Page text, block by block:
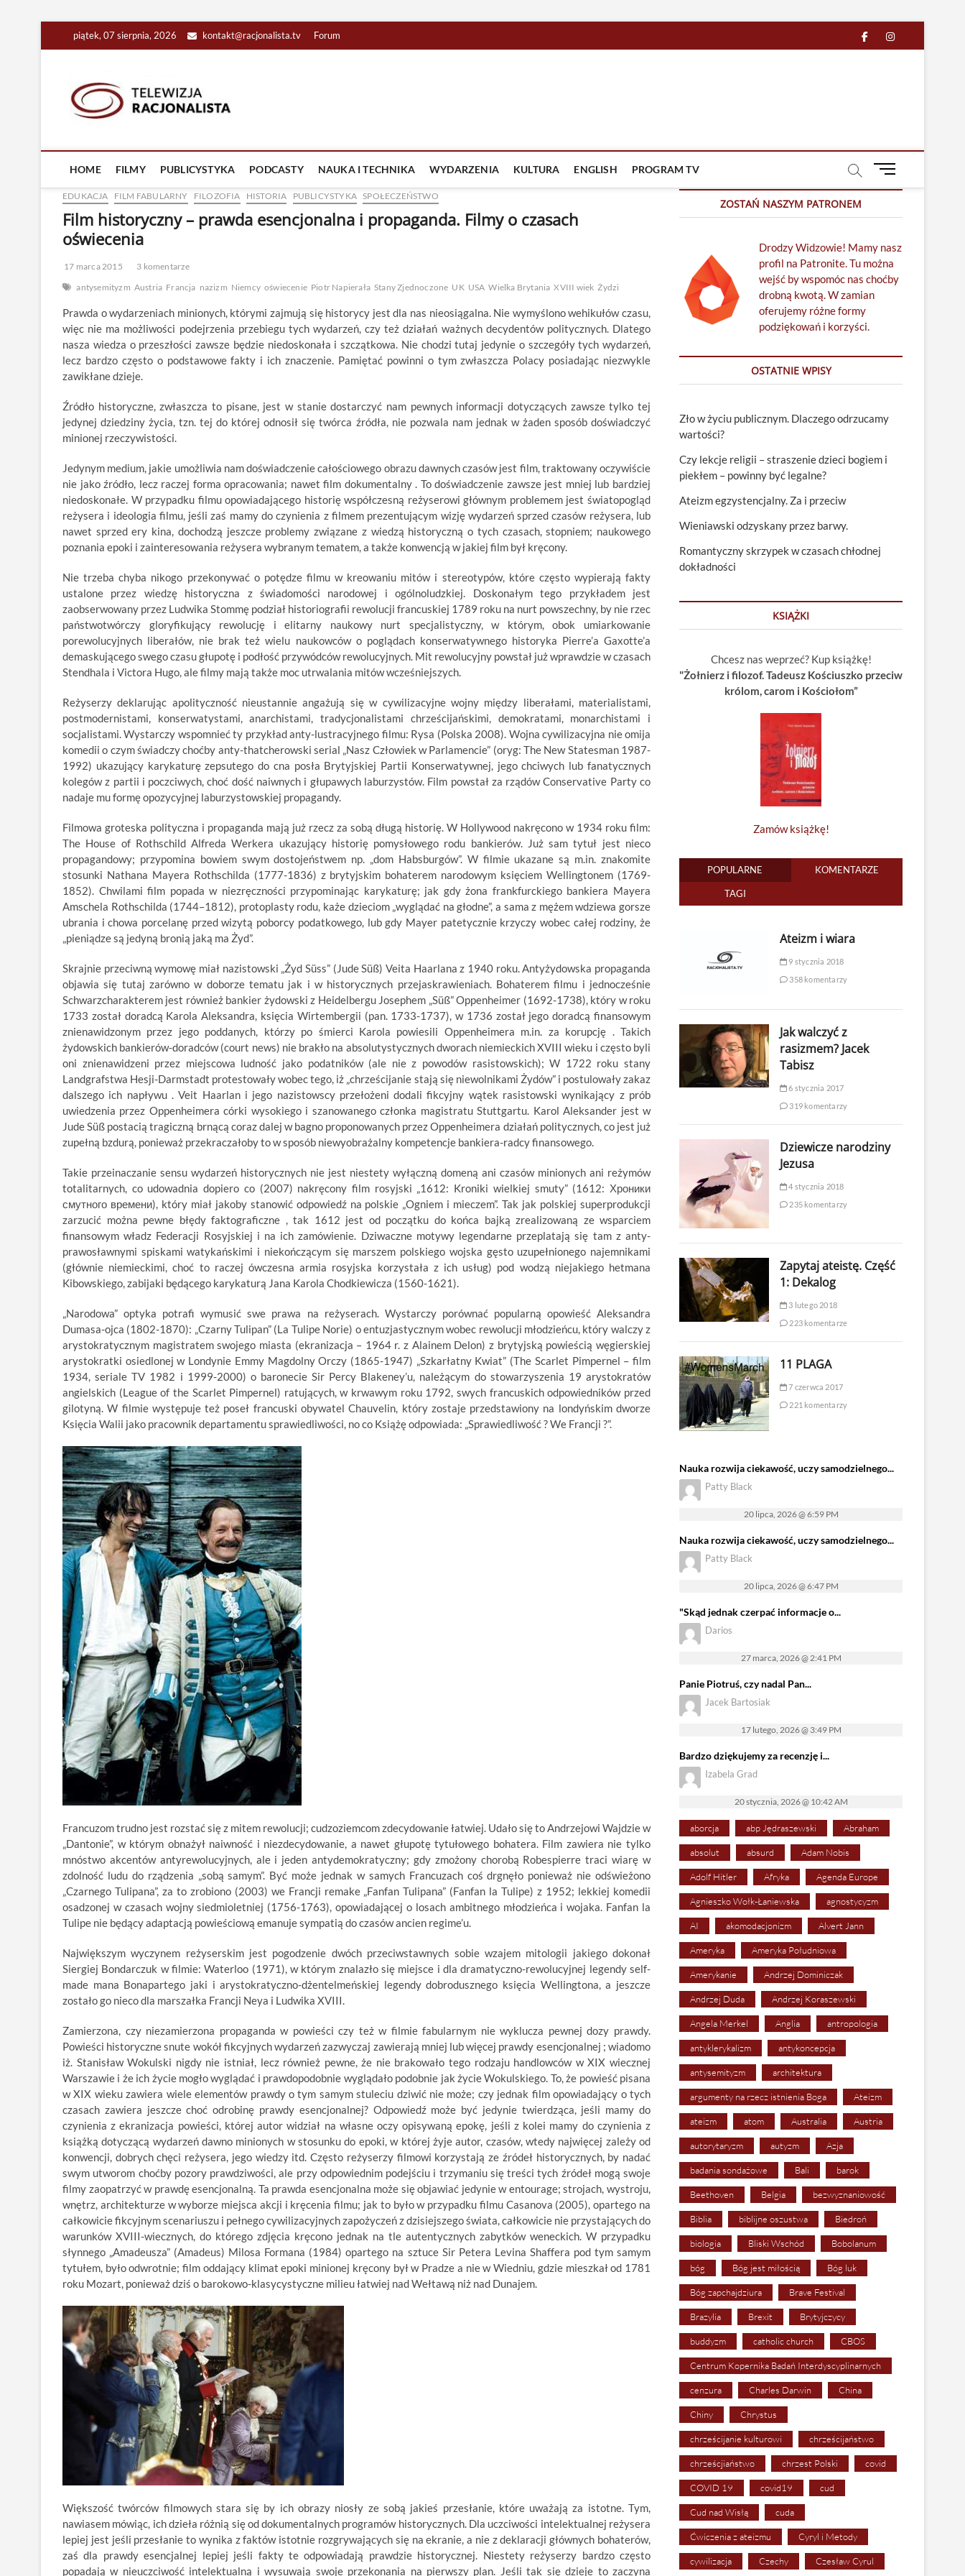
piątek, 07 sierpnia, 2026 kontakt@racjonalista.tv Forum facebook
in
HOME FILMY PUBLICYSTYKA PODCASTY NAUKA I TECHNIKA WYDARZENIA KULTURA ENGLISH PROGRAM TV
M
u
u
t
t
EDUKACJA FILM FABULARNY FILOZOFIA HISTORIA PUBLICYSTYKA SPOŁECZEŃSTWO
Film historyczny – prawda esencjonalna i propaganda. Filmy o czasach
oświecenia
17 marca 2015
3 komentarze
antysemityzm Austria Francja nazizm Niemcy oświecenie Piotr Napierała Stany Zjednoczone UK USA Wielka Brytania XVIII wiek Żydzi
Prawda o wydarzeniach minionych, którymi zajmują się historycy jest dla nas nieosiągalna. Nie wymyślono wehikułów czasu,
więc nie ma możliwości podejrzenia przebiegu tych wydarzeń, czy też działań ważnych decydentów politycznych. Dlatego
nasza wiedza o przeszłości zawsze będzie niedoskonała i szczątkowa. Nie chodzi tutaj jedynie o szczegóły tych wydarzeń,
lecz bardzo często o podstawowe fakty i ich znaczenie. Pamiętać powinni o tym zwłaszcza Polacy posiadając niezwykle
zawikłane dzieje.
Źródło historyczne, zwłaszcza to pisane, jest w stanie dostarczyć nam pewnych informacji dotyczących zawsze tylko tej
jedynej dziedziny życia, tzn. tej do której odnosił się twórca źródła, nie pozwala nam jednak w żaden sposób doświadczyć
minionej rzeczywistości.
Jedynym medium, jakie umożliwia nam doświadczenie całościowego obrazu dawnych czasów jest film, traktowany oczywiście
nie jako źródło, lecz raczej forma opracowania; nawet film dokumentalny . To doświadczenie zawsze jest mniej lub bardziej
niedoskonałe. W przypadku filmu opowiadającego historię współczesną reżyserowi głównym problemem jest światopogląd
reżysera i ideologia filmu, jeśli zaś mamy do czynienia z filmem prezentującym wizję wydarzeń sprzed czasów reżysera, lub
nawet sprzed ery kina, dochodzą jeszcze problemy związane z wiedzą historyczną o tych czasach, stopniem; naukowego
poznania epoki i zainteresowania reżysera wybranym tematem, a także konwencją w jakiej film był kręcony.
Nie trzeba chyba nikogo przekonywać o potędze filmu w kreowaniu mitów i stereotypów, które często wypierają fakty
ustalone przez wiedzę historyczna z świadomości narodowej i ogólnoludzkiej. Doskonałym tego przykładem jest
zaobserwowany przez Ludwika Stommę podział historiografii rewolucji francuskiej 1789 roku na nurt powszechny, by nie rzec
państwotwórczy gloryfikujący rewolucję i elitarny naukowy nurt specjalistyczny, w którym, obok umiarkowanie
porewolucyjnych liberałów, nie brak też wielu naukowców o poglądach konserwatywnego historyka Pierre’a Gaxotte’a
demaskującego swego czasu głupotę i podłość przywódców rewolucyjnych. Mit rewolucyjny powstał już wprawdzie w czasach
Stendhala i Victora Hugo, ale filmy mają także moc utrwalania mitów wcześniejszych.
Reżyserzy deklarując apolityczność nieustannie angażują się w cywilizacyjne wojny między liberałami, materialistami,
postmodernistami, konserwatystami, anarchistami, tradycjonalistami chrześcijańskimi, demokratami, monarchistami i
socjalistami. Wystarczy wspomnieć ty przykład anty-lustracyjnego filmu: Rysa (Polska 2008). Wojna cywilizacyjna nie omija
komedii o czym świadczy choćby anty-thatcherowski serial „Nasz Człowiek w Parlamencie” (oryg: The New Statesman 1987-
1992) ukazujący karykaturę zepsutego do cna posła Brytyjskiej Partii Konserwatywnej, jego chciwych lub fanatycznych
kolegów z partii i poczciwych, choć dość naiwnych i głupawych laburzystów. Film powstał za rządów Conservative Party co
nadaje mu formę opozycyjnej laburzystowskiej propagandy.
Filmowa groteska polityczna i propaganda mają już rzecz za sobą długą historię. W Hollywood nakręcono w 1934 roku film:
The House of Rothschild Alfreda Werkera ukazujący historię pomysłowego rodu bankierów. Już sam tytuł jest nieco
propagandowy; przypomina bowiem swym dostojeństwem np. „dom Habsburgów”. W filmie ukazane są m.in. znakomite
stosunki Nathana Mayera Rothschilda (1777-1836) z brytyjskim bohaterem narodowym księciem Wellingtonem (1769-
1852). Chwilami film popada w niezręczności przypominając karykaturę; jak gdy żona frankfurckiego bankiera Mayera
Amschela Rothschilda (1744–1812), protoplasty rodu, każe dzieciom „wyglądać na głodne”, a sama z mężem wdziewa gorsze
ubrania i chowa porcelanę przed wizytą poborcy podatkowego, lub gdy Mayer patetycznie krzyczy wobec całej rodziny, że
„pieniądze są jedyną bronią jaką ma Żyd”.
Skrajnie przeciwną wymowę miał nazistowski „Żyd Süss” (Jude Süß) Veita Haarlana z 1940 roku. Antyżydowska propaganda
objawia się tutaj zarówno w doborze tematu jak i w historycznych przejaskrawieniach. Bohaterem filmu i jednocześnie
Schwarzcharakterem jest również bankier żydowski z Heidelbergu Josephem „Süß” Oppenheimer (1692-1738), który w roku
1733 został doradcą Karola Aleksandra, księcia Wirtembergii (pan. 1733-1737), w 1736 został jego doradcą finansowym
znienawidzonym przez jego poddanych, którzy po śmierci Karola powiesili Oppenheimera m.in. za korupcję . Takich
żydowskich bankierów-doradców (court news) nie brakło na absolutystycznych dworach niemieckich XVIII wieku i często byli
oni znienawidzeni przez miejscowa ludność jako podatników (ale nie z powodów rasistowskich); W 1722 roku stany
Landgrafstwa Hesji-Darmstadt protestowały wobec tego, iż „chrześcijanie stają się niewolnikami Żydów” i postulowały zakaz
dalszego ich napływu . Veit Haarlan i jego nazistowscy przełożeni dodali fikcyjny wątek rasistowski wynikający z prób
uwiedzenia przez Oppenheimera córki wysokiego i szanowanego członka magistratu Stuttgartu. Karol Aleksander jest w
Jude Süß postacią tragiczną brnącą coraz dalej w bagno proponowanych przez Oppenheimera działań politycznych, co jest już
zupełną bzdurą, ponieważ przekraczałoby to w sposób niewyobrażalny kompetencje bankiera-radcy finansowego.
Takie przeinaczanie sensu wydarzeń historycznych nie jest niestety wyłączną domeną ani czasów minionych ani reżymów
totalitarnych, co udowadnia dopiero co (2007) nakręcony film rosyjski „1612: Kroniki wielkiej smuty” (1612: Хроники
смутного времени), który miał jakoby stanowić odpowiedź na polskie „Ogniem i mieczem”. Tak jak polskiej superprodukcji
zarzucić można pewne błędy faktograficzne , tak 1612 jest od początku do końca bajką zrealizowaną ze wsparciem
finansowym władz Federacji Rosyjskiej i na ich zamówienie. Dziwaczne motywy legendarne przeplatają się tam z anty-
prawosławnymi spiskami watykańskimi i niekończącym się marszem polskiego wojska gęsto uzupełnionego najemnikami
(głównie niemieckimi, choć to raczej ówczesna armia rosyjska korzystała z ich usług) pod wodzą niejakiego hetmana
Kibowskiego, zabijaki będącego karykaturą Jana Karola Chodkiewicza (1560-1621).
„Narodowa” optyka potrafi wymusić swe prawa na reżyserach. Wystarczy porównać popularną opowieść Aleksandra
Dumasa-ojca (1802-1870): „Czarny Tulipan” (La Tulipe Norie) o entuzjastycznym wobec rewolucji młodzieńcu, który walczy z
arystokratycznym magistratem swojego miasta (ekranizacja – 1964 r. z Alainem Delon) z brytyjską powieścią węgierskiej
arystokratki osiedlonej w Londynie Emmy Magdolny Orczy (1865-1947) „Szkarłatny Kwiat” (The Scarlet Pimpernel – film
1934, seriale TV 1982 i 1999-2000) o baronecie Sir Percy Blakeney’u, należącym do stowarzyszenia 19 arystokratów
angielskich (League of the Scarlet Pimpernel) ratujących, w krwawym roku 1792, swych francuskich odpowiedników przed
gilotyną. W filmie występuje też poseł francuski obywatel Chauvelin, który zostaje przedstawiony na londyńskim dworze
Księcia Walii jako pracownik departamentu sprawiedliwości, no co Książę odpowiada: „Sprawiedliwość ? We Francji ?”.
Francuzom trudno jest rozstać się z mitem rewolucji; cudzoziemcom zdecydowanie łatwiej. Udało się to Andrzejowi Wajdzie w
„Dantonie”, w którym obnażył naiwność i niezdecydowanie, a nawet głupotę tytułowego bohatera. Film zawiera nie tylko
mnóstwo akcentów antyrewolucyjnych, ale i jeden antydemokratyczny; gdy zmożony chorobą Robespierre traci wiarę w
zdolność ludu do rządzenia „sobą samym”. Być może jednak w samych Francuzach coś drgnęło ponieważ nie odświeżono
„Czarnego Tulipana”, za to zrobiono (2003) we Francji remake „Fanfan Tulipana” (Fanfan la Tulipe) z 1952; lekkiej komedii
osadzonej w czasach wojny siedmioletniej (1756-1763), opowiadającej o losach ambitnego młodzieńca i wojaka. Fanfan la
Tulipe nie będący adaptacją powieściową emanuje sympatią do czasów ancien regime’u.
Największym wyczynem reżyserskim jest pogodzenie dwóch przeciwstawnych sobie wzajem mitologii jakiego dokonał
Siergiej Bondarczuk w filmie: Waterloo (1971), w którym znalazło się miejsce i dla dramatyczno-rewolucyjnej legendy self-
made mana Bonapartego jaki i arystokratyczno-dżentelmeńskiej legendy dobrodusznego księcia Wellingtona, a jeszcze
zostało go nieco dla marszałka Francji Neya i Ludwika XVIII.
Zamierzona, czy niezamierzona propaganda w powieści czy też w filmie fabularnym nie wyklucza pewnej dozy prawdy.
Powieści historyczne snute wokół fikcyjnych wydarzeń zazwyczaj zawierają mniej lub więcej prawdy esencjonalnej ; wiadomo
iż. Stanisław Wokulski nigdy nie istniał, lecz również pewne, że nie brakowało tego rodzaju handlowców w XIX wiecznej
Warszawie i że ich życie mogło wyglądać i prawdopodobnie wyglądało podobnie jak życie Wokulskiego. To, że powieść pisana
w XIX wieku zawiera wiele elementów prawdy o tym samym stuleciu dziwić nie może; czy jednak film opowiadający o tych
czasach zawiera jeszcze choć odrobinę prawdy esencjonalnej? Odpowiedź może być jedynie twierdząca, jeśli mamy do
czynienia z ekranizacja powieści, której autor widział na własne oczy opisywaną epokę, jeśli z kolei mamy do czynienia z
książką dotyczącą wydarzeń dawno minionych w stosunku do epoki, w której żyje autor, czasów, wtedy najwięcej zależy od
konwencji, dobrych chęci reżysera, jego wiedzy itd. Często reżyserzy filmowi korzystają ze źródeł historycznych, by nadać
swym utworom choćby pozory prawdziwości, ale przy odpowiednim podejściu i trzymaniu się treści tych źródeł mogą swoje
filmy zaopatrzyć w prawdę esencjonalną. Ta prawda esencjonalna może się objawiać jedynie w entourage; strojach, wystroju,
wnętrz, architekturze w wyborze miejsca akcji i kręcenia filmu; jak to było w przypadku filmu Casanova (2005), opartego na
całkowicie fikcyjnym scenariuszu i pełnego cywilizacyjnych zapożyczeń z dzisiejszego świata, całkowicie nie przystających do
warunków XVIII-wiecznych, do którego zdjęcia kręcono jednak na tle autentycznych zabytków weneckich. W przypadku
słynnego „Amadeusza” (Amadeus) Milosa Formana (1984) opartego na sztuce Sir Petera Levina Shaffera pod tym samym
tytułem, było odwrotnie; film oddający klimat epoki minionej kręcony był w Pradze a nie w Wiedniu, gdzie mieszkał od 1781
roku Mozart, ponieważ dziś o barokowo-klasycystyczne milieu łatwiej nad Wełtawą niż nad Dunajem.
Większość twórców filmowych stara się by ich obrazy niosły ze sobą jakieś przesłanie, które uważają za istotne. Tym,
nawiasem mówiąc, ich dzieła różnią się od dokumentalnych programów historycznych. Dla uczciwości intelektualnej reżysera
lepiej jest jeśli przesłanie to wynika z faktów istotnie rozgrywających się na ekranie, a nie z deklaracji głównych bohaterów,
zaś dla prawdy esencjalnej lepiej jeśli fakty te odpowiadają prawdzie historycznej. Niestety reżyserzy bardzo często
popadają w nieuczciwość intelektualną i wysuwają swoje przekonania na pierwszy plan. Jeśli tak się dzieje to zaczyna
ZOSTAŃ NASZYM PATRONEM
Drodzy Widzowie! Mamy nasz
profil na Patronite. Tu można
wejść by wspomóc nas choćby
drobną kwotą. W zamian
oferujemy różne formy
podziękowań i korzyści.
OSTATNIE WPISY
Zło w życiu publicznym. Dlaczego odrzucamy
wartości?
Czy lekcje religii – straszenie dzieci bogiem i
piekłem – powinny być legalne?
Ateizm egzystencjalny. Za i przeciw
Wieniawski odzyskany przez barwy.
Romantyczny skrzypek w czasach chłodnej
dokładności
KSIĄŻKI
Chcesz nas weprzeć? Kup książkę!
"Żołnierz i filozof. Tadeusz Kościuszko przeciw
królom, carom i Kościołom”
Zamów książkę!
POPULARNE KOMENTARZE
TAGI
Ateizm i wiara
9 stycznia 2018
358 komentarzy
Jak walczyć z
rasizmem? Jacek
Tabisz
6 stycznia 2017
319 komentarzy
Dziewicze narodziny
Jezusa
4 stycznia 2018
235 komentarzy
Zapytaj ateistę. Część
1: Dekalog
3 lutego 2018
223 komentarze
11 PLAGA
7 czerwca 2017
221 komentarzy
Nauka rozwija ciekawość, uczy samodzielnego...
Patty Black
20 lipca, 2026 @ 6:59 PM
Nauka rozwija ciekawość, uczy samodzielnego...
Patty Black
20 lipca, 2026 @ 6:47 PM
"Skąd jednak czerpać informacje o...
Darios
27 marca, 2026 @ 2:41 PM
Panie Piotruś, czy nadal Pan...
Jacek Bartosiak
17 lutego, 2026 @ 3:49 PM
Bardzo dziękujemy za recenzję i...
Izabela Grad
20 stycznia, 2026 @ 10:42 AM
aborcja abp Jędraszewski Abraham
absolut absurd Adam Nobis
Adolf Hitler Afryka Agenda Europe
Agnieszko Wołk-Łaniewska agnostycyzm
AI akomodacjonizm Alvert Jann
Ameryka Ameryka Południowa
Amerykanie Andrzej Dominiczak
Andrzej Duda Andrzej Koraszewski
Angela Merkel Anglia antropologia
antyklerykalizm antykoncepcja
antysemityzm architektura
argumenty na rzecz istnienia Boga Ateizm
ateizm atom Australia Austria
autorytaryzm autyzm Azja
badania sondażowe Bali barok
Beethoven Belgia bezwyznaniowość
Biblia biblijne oszustwa Biedroń
biologia Bliski Wschód Bobolanum
bóg Bóg jest miłością Bóg luk
Bóg zapchajdziura Brave Festival
Brazylia Brexit Brytyjczycy
buddyzm catholic church CBOS
Centrum Kopernika Badań Interdyscyplinarnych
cenzura Charles Darwin China
Chiny Chrystus
chrześcijanie kulturowi chrześcijaństwo
chrześcjiaństwo chrzest Polski covid
COVID 19 covid19 cud
Cud nad Wisłą cuda
Ćwiczenia z ateizmu Cyryl i Metody
cywilizacja Czechy Czesław Cyrul